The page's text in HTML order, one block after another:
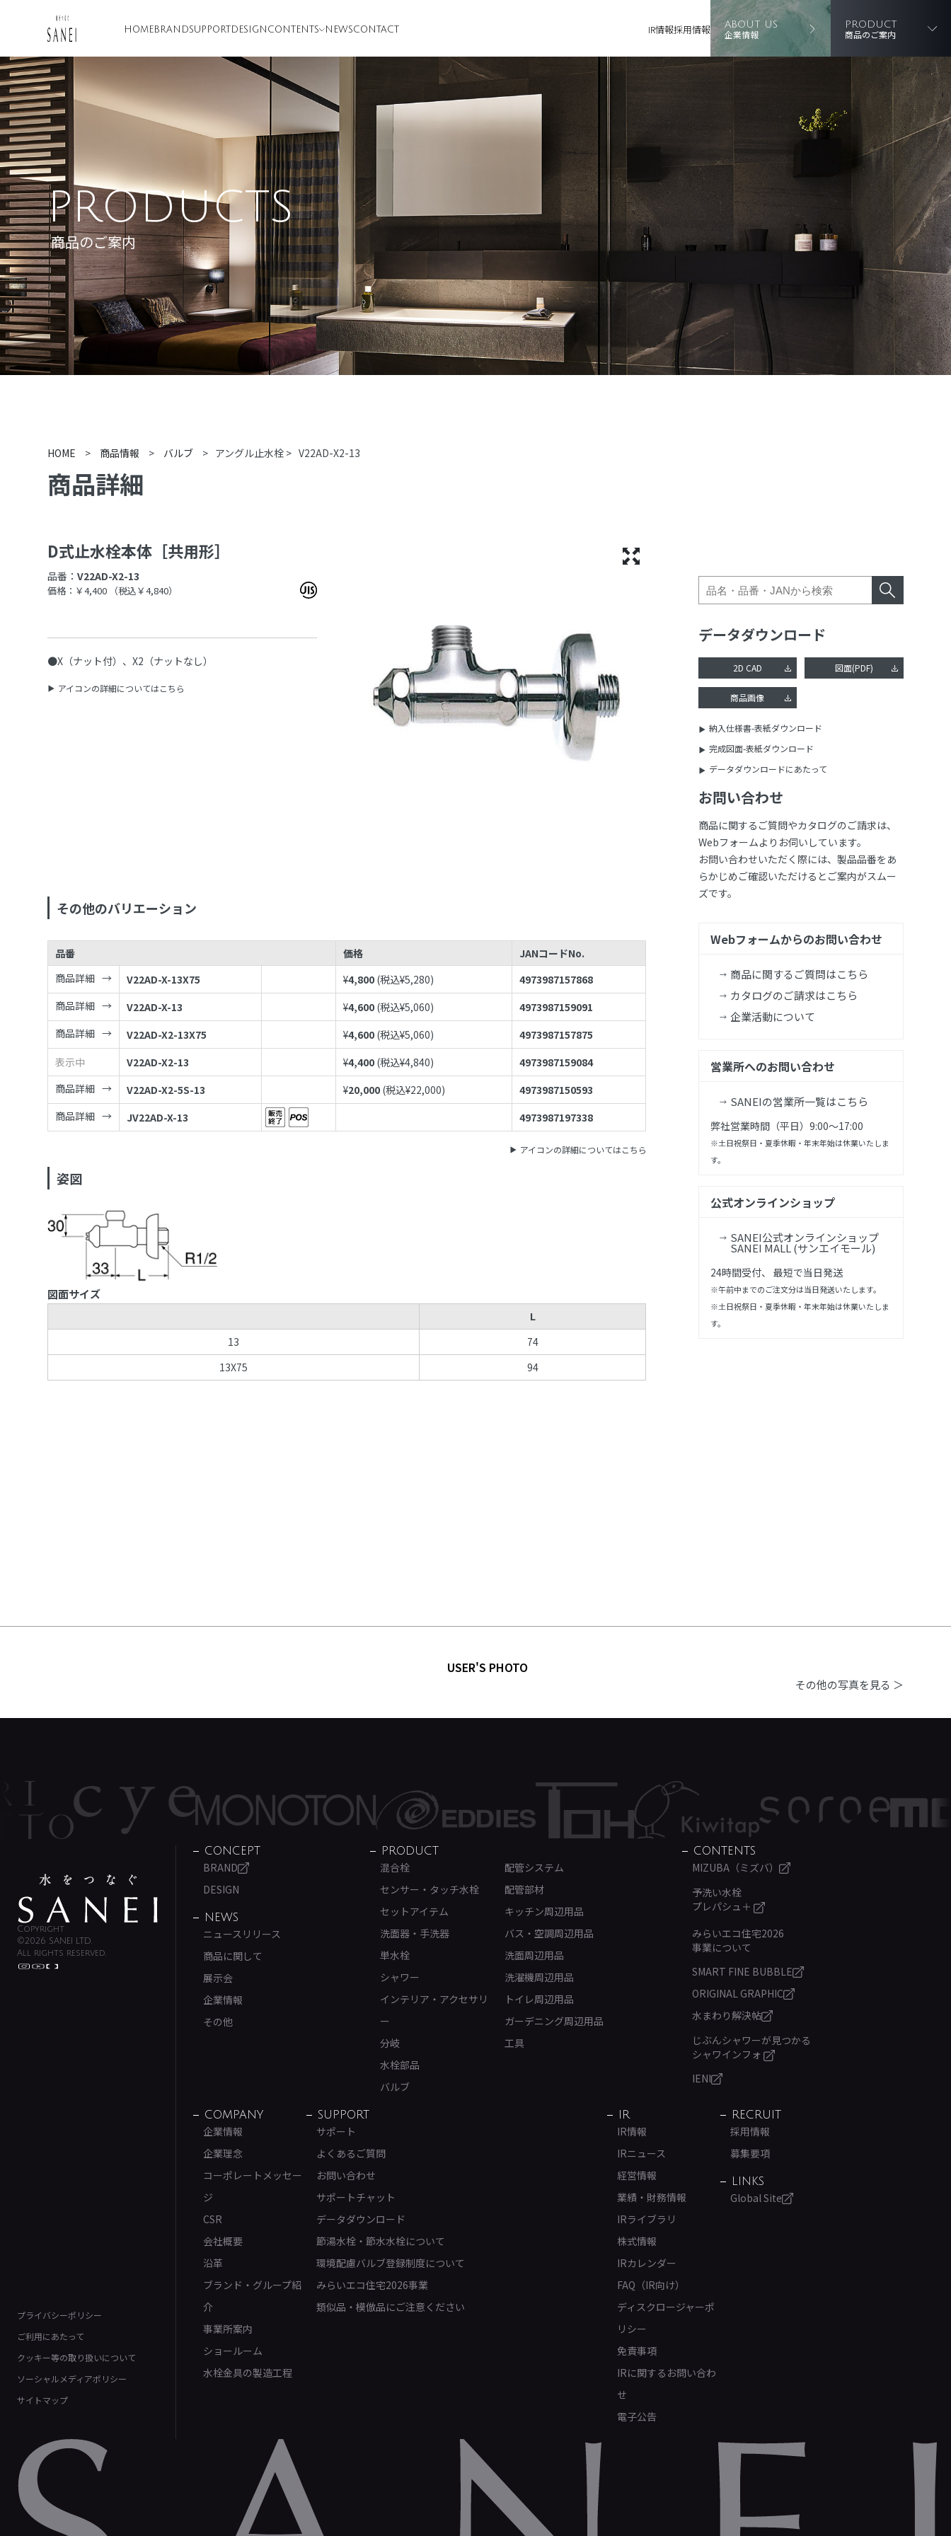
HOME BRANDSUPPORT DESIGN CONTENTS NEWSCONTACT IR情報採用情報 ABOUT US
企業情報
PRODUCT
商品のご案内
PRODUCTS
商品のご案内
HOME > 商品情報 > バルブ > アングル止水栓 > V22AD-X2-13
商品詳細
D式止水栓本体［共用形］
品番：V22AD-X2-13
価格：￥4,400 （税込￥4,840）
●X（ナット付）、X2（ナットなし）
アイコンの詳細についてはこちら
その他のバリエーション
品番 価格
JANコードNo.
商品詳細
V22AD-X-13X75 ¥4,800 (税込¥5,280)
4973987157868
商品詳細
V22AD-X-13 ¥4,600 (税込¥5,060)
4973987159091
商品詳細
V22AD-X2-13X75 ¥4,600 (税込¥5,060)
4973987157875
表示中
V22AD-X2-13 ¥4,400 (税込¥4,840)
4973987159084
商品詳細
V22AD-X2-5S-13 ¥20,000 (税込¥22,000)
4973987150593
商品詳細
JV22AD-X-13 4973987197338
アイコンの詳細についてはこちら
姿図
図面サイズ
L
13
74
13X75
94
データダウンロード
2D CAD 図面(PDF)
商品画像
納入仕様書-表紙ダウンロード
完成図面-表紙ダウンロード
データダウンロードにあたって
お問い合わせ
商品に関するご質問やカタログのご請求は、
Webフォームよりお伺いしています。
お問い合わせいただく際には、製品品番をあ
らかじめご確認いただけるとご案内がスムー
ズです。
Webフォームからのお問い合わせ
商品に関するご質問はこちら
カタログのご請求はこちら
企業活動について
営業所へのお問い合わせ
SANEIの営業所一覧はこちら
弊社営業時間（平日）9:00～17:00
※土日祝祭日・夏季休暇・年末年始は休業いたしま
す。
公式オンラインショップ
SANEI公式オンラインショップ
SANEI MALL (サンエイモール)
24時間受付、 最短で当日発送
※午前中までのご注文分は当日発送いたします。
※土日祝祭日・夏季休暇・年末年始は休業いたしま
す。
USER'S PHOTO
その他の写真を見る ＞
Copyright
©2026 SANEI LTD.
All rights reserved.
プライバシーポリシー
ご利用にあたって
クッキー等の取り扱いについて
ソーシャルメディアポリシー
サイトマップ
CONCEPT
BRAND
DESIGN
NEWS
ニュースリリース
商品に関して
展示会
企業情報
その他
PRODUCT
混合栓
センサー・タッチ水栓
セットアイテム
洗面器・手洗器
単水栓
シャワー
インテリア・アクセサリ
ー
分岐
水栓部品
バルブ
配管システム
配管部材
キッチン周辺用品
バス・空調周辺用品
洗面周辺用品
洗濯機周辺用品
トイレ周辺用品
ガーデニング周辺用品
工具
CONTENTS
MIZUBA（ミズバ）
予洗い水栓
プレパシュ＋
みらいエコ住宅2026
事業について
SMART FINE BUBBLE
ORIGINAL GRAPHIC
水まわり解決帖
じぶんシャワーが見つかる
シャワインフォ
IENI
COMPANY
企業情報
企業理念
コーポレートメッセー
ジ
CSR
会社概要
沿革
ブランド・グループ紹
介
事業所案内
ショールーム
水栓金具の製造工程
SUPPORT
サポート
よくあるご質問
お問い合わせ
サポートチャット
データダウンロード
節湯水栓・節水水栓について
環境配慮バルブ登録制度について
みらいエコ住宅2026事業
類似品・模倣品にご注意ください
IR
IR情報
IRニュース
経営情報
業績・財務情報
IRライブラリ
株式情報
IRカレンダー
FAQ（IR向け）
ディスクロージャーポ
リシー
免責事項
IRに関するお問い合わ
せ
電子公告
RECRUIT
採用情報
募集要項
LINKS
Global Site